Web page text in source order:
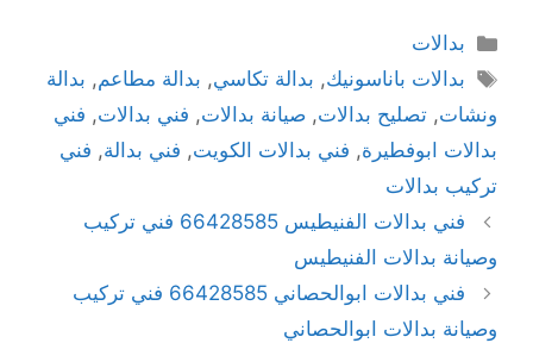
بدالات
بدالات باناسونيك, بدالة تكاسي, بدالة مطاعم, بدالة
ونشات, تصليح بدالات, صيانة بدالات, فني بدالات, فني
بدالات ابوفطيرة, فني بدالات الكويت, فني بدالة, فني
تركيب بدالات
فني بدالات الفنيطيس 66428585 فني تركيب
وصيانة بدالات الفنيطيس
فني بدالات ابوالحصاني 66428585 فني تركيب
وصيانة بدالات ابوالحصاني